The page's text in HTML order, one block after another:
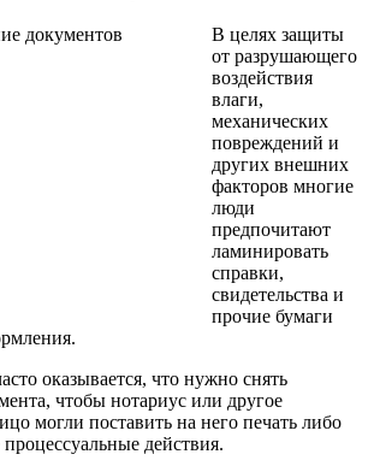
В целях защиты
от разрушающего
воздействия
влаги,
механических
повреждений и
других внешних
факторов многие
люди
предпочитают
ламинировать
справки,
свидетельства и
прочие бумаги
оказывается, что нужно снять
чтобы нотариус или другое
могли поставить на него печать либо
действия.